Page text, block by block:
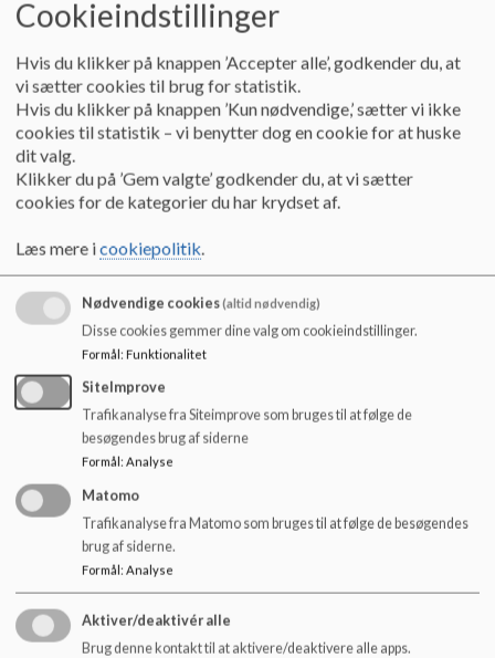
Skoleleder, Anette Staub kan kontaktes på 74343202 og
mobil nr. 21266149
Souschef og afdelingsleder for børneuniverset og SFO, Teddy
Lykke Bisgaard kan kontaktes på 74343201
Afdelingsleder for specialklasserækken, Tine Autzen
Erhardsen kan kontaktes på 22111370
Cookieindstillinger
Hvis du klikker på knappen ’Accepter alle’, godkender du, at
vi sætter cookies til brug for statistik.
Hvis du klikker på knappen ’Kun nødvendige,’ sætter vi ikke
cookies til statistik – vi benytter dog en cookie for at huske
dit valg.
Klikker du på ’Gem valgte’ godkender du, at vi sætter
cookies for de kategorier du har krydset af.
Læs mere icookiepolitik.
Nødvendige cookies(altid nødvendig)
Disse cookies gemmer dine valg om cookieindstillinger.
Formål: Funktionalitet
SiteImprove
Trafikanalyse fra Siteimprove som bruges til at følge de
besøgendes brug af siderne
Formål : Analyse
Matomo
Trafikanalyse fra Matomo som bruges til at følge de besøgendes
brug af siderne.
Formål: Analyse
Aktiver/deaktivér alle
Brug denne kontakt til at aktivere/deaktivere alle apps.